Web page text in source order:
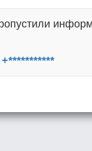
+***********